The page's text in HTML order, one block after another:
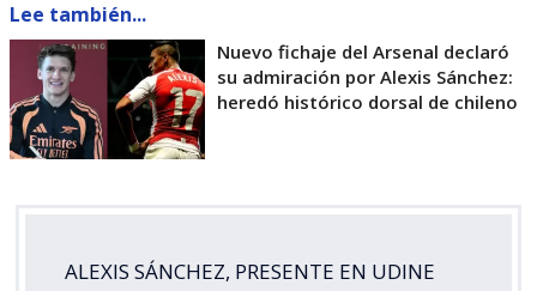
Lee también...
Nuevo fichaje del Arsenal declaró
su admiración por Alexis Sánchez:
heredó histórico dorsal de chileno
ALEXIS SÁNCHEZ, PRESENTE EN UDINE